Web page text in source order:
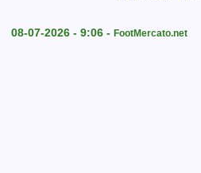
08-07-2026 - 9:06 - FootMercato.net